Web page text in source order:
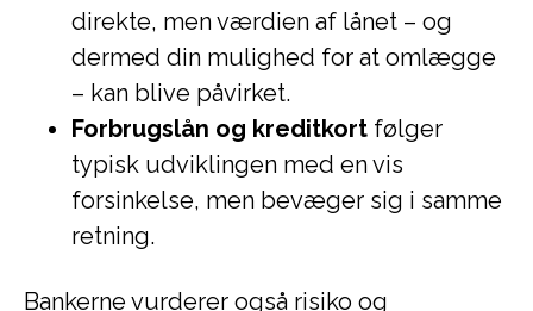
direkte, men værdien af lånet – og
dermed din mulighed for at omlægge
– kan blive påvirket.
Forbrugslån og kreditkort følger
typisk udviklingen med en vis
forsinkelse, men bevæger sig i samme
retning.
Bankerne vurderer også risiko og